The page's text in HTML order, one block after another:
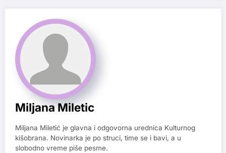
Miljana Miletic
Miljana Miletić je glavna i odgovorna urednica Kulturnog
kišobrana. Novinarka je po struci, time se i bavi, a u
slobodno vreme piše pesme.